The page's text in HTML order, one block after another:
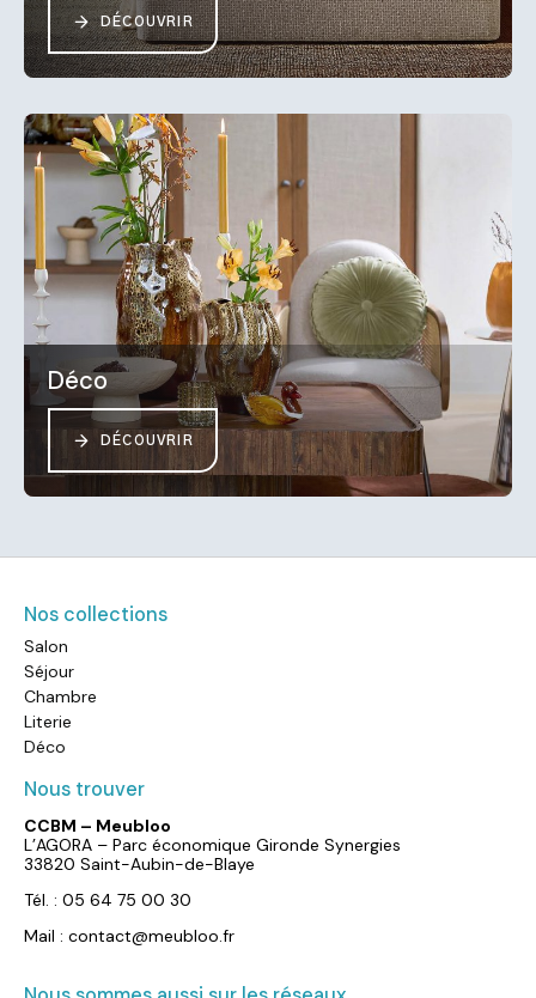
DÉCOUVRIR
Déco
DÉCOUVRIR
Nos collections
Salon
Séjour
Chambre
Literie
Déco
Nous trouver
CCBM – Meubloo
L’AGORA – Parc économique Gironde Synergies
33820 Saint-Aubin-de-Blaye
Tél. : 05 64 75 00 30
Mail : contact@meubloo.fr